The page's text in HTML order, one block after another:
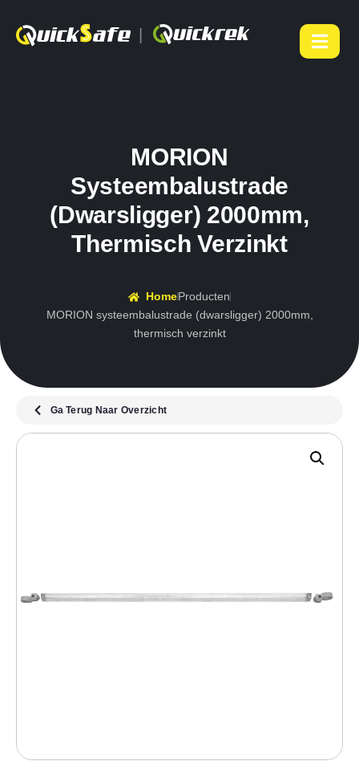
MORION
Systeembalustrade
(dwarsligger) 2000mm,
Thermisch Verzinkt
HomeProducten
MORION systeembalustrade (dwarsligger) 2000mm,
thermisch verzinkt
Ga Terug Naar Overzicht